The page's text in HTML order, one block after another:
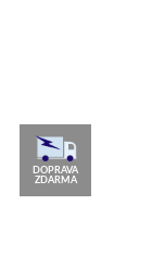
DOPRAVA
ZDARMA